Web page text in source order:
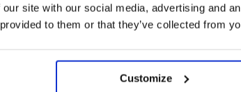
site with our social media, advertising and
to them or that they’ve collected from
Customize